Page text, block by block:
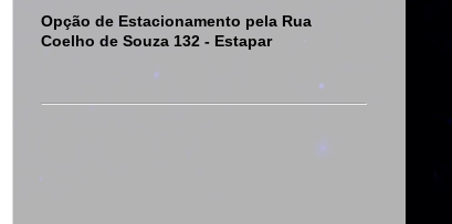
Opção de Estacionamento pela Rua
Coelho de Souza 132 - Estapar